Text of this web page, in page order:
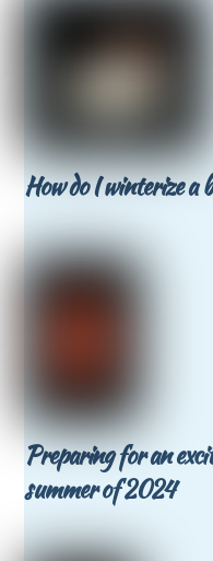
How do I winterize a
Preparing for an
summer of 2024